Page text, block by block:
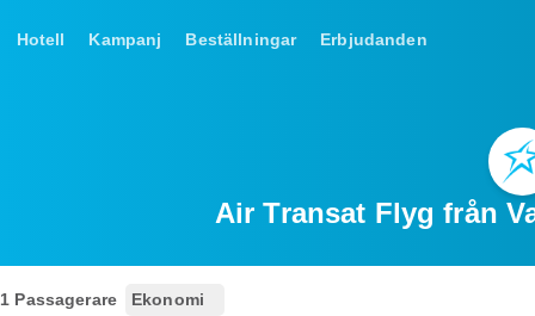
Hotell Kampanj Beställningar Erbjudanden
Air Transat Flyg från
1 Passagerare Ekonomi